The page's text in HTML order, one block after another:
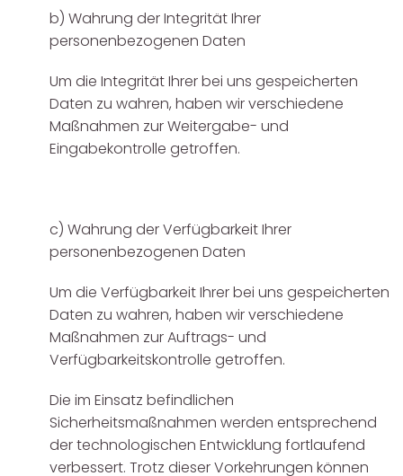
b) Wahrung der Integrität Ihrer
personenbezogenen Daten
Um die Integrität Ihrer bei uns gespeicherten
Daten zu wahren, haben wir verschiedene
Maßnahmen zur Weitergabe- und
Eingabekontrolle getroffen.
c) Wahrung der Verfügbarkeit Ihrer
personenbezogenen Daten
Um die Verfügbarkeit Ihrer bei uns gespeicherten
Daten zu wahren, haben wir verschiedene
Maßnahmen zur Auftrags- und
Verfügbarkeitskontrolle getroffen.
Die im Einsatz befindlichen
Sicherheitsmaßnahmen werden entsprechend
der technologischen Entwicklung fortlaufend
verbessert. Trotz dieser Vorkehrungen können